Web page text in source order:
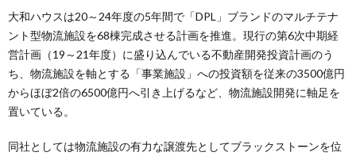
大和ハウスは20～24年度の5年間で「DPL」ブランドのマルチテナ
ント型物流施設を68棟完成させる計画を推進。現行の第6次中期経
営計画（19～21年度）に盛り込んでいる不動産開発投資計画のう
ち、物流施設を軸とする「事業施設」への投資額を従来の3500億円
からほぼ2倍の6500億円へ引き上げるなど、物流施設開発に軸足を
置いている。
同社としては物流施設の有力な譲渡先としてブラックストーンを位